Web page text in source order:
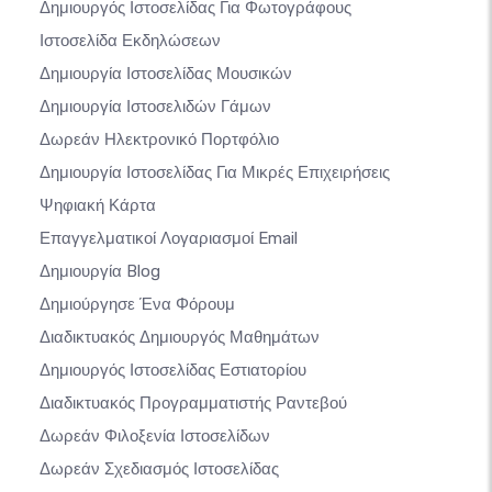
Δημιουργός Ιστοσελίδας Για Φωτογράφους
Ιστοσελίδα Εκδηλώσεων
Δημιουργία Ιστοσελίδας Μουσικών
Δημιουργία Ιστοσελιδών Γάμων
Δωρεάν Ηλεκτρονικό Πορτφόλιο
Δημιουργία Ιστοσελίδας Για Μικρές Επιχειρήσεις
Ψηφιακή Κάρτα
Επαγγελματικοί Λογαριασμοί Email
Δημιουργία Blog
Δημιούργησε Ένα Φόρουμ
Διαδικτυακός Δημιουργός Μαθημάτων
Δημιουργός Ιστοσελίδας Εστιατορίου
Διαδικτυακός Προγραμματιστής Ραντεβού
Δωρεάν Φιλοξενία Ιστοσελίδων
Δωρεάν Σχεδιασμός Ιστοσελίδας